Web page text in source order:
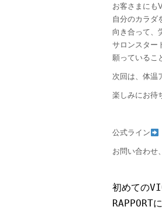
お客さまにも
自分のカラダ
向き合って、
サロンスター
願っているこ
次回は、体温
楽しみにお待
公式ライン
お問い合わせ
初めての
RAPPORT